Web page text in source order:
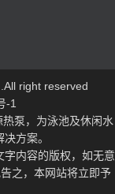
right reserved
-1
热泵，为泳池及休闲水
方案。
内容的版权，如无意
之，本网站将立即予